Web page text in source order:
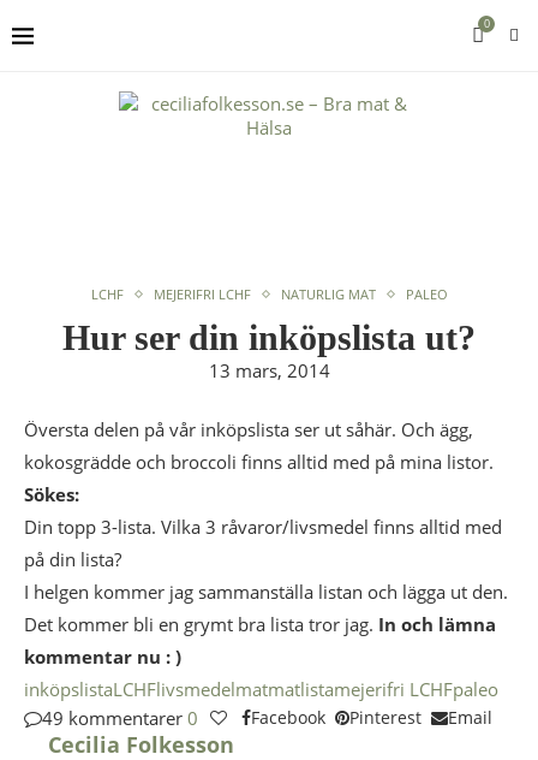
0
LCHF MEJERIFRI LCHF NATURLIG MAT PALEO
Hur ser din inköpslista ut?
13 mars, 2014
Översta delen på vår inköpslista ser ut såhär. Och ägg,
kokosgrädde och broccoli finns alltid med på mina listor.
Sökes:
Din topp 3-lista. Vilka 3 råvaror/livsmedel finns alltid med
på din lista?
I helgen kommer jag sammanställa listan och lägga ut den.
Det kommer bli en grymt bra lista tror jag. In och lämna
kommentar nu : )
inköpslistaLCHFlivsmedelmatmatlistamejerifri LCHFpaleo
49 kommentarer 0 Facebook Pinterest Email
Cecilia Folkesson